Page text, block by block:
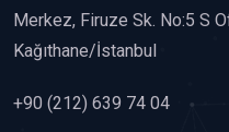
Merkez, Firuze Sk. No:5 S
Kağıthane/İstanbul
+90 (212) 639 74 04